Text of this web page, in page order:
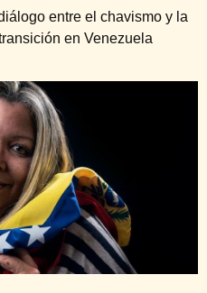
entre el chavismo y la
en Venezuela